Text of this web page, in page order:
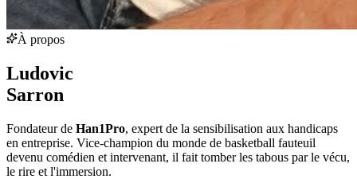
À propos
Ludovic
Sarron
Fondateur de Han1Pro, expert de la sensibilisation aux handicaps
en entreprise. Vice-champion du monde de basketball fauteuil
devenu comédien et intervenant, il fait tomber les tabous par le vécu,
le rire et l'immersion.